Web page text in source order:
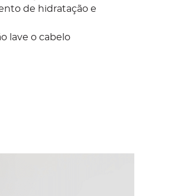
de hidratação e
lave o cabelo